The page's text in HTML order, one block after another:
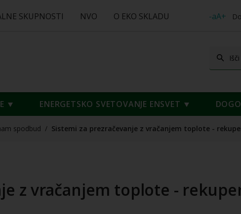
SKUPNOSTI NVO O EKO SKLADU -aA+
ENERGETSKO SVETOVANJE ENSVET
spodbud / Sistemi za prezračevanje z vračanjem toplote -
z vračanjem toplote -